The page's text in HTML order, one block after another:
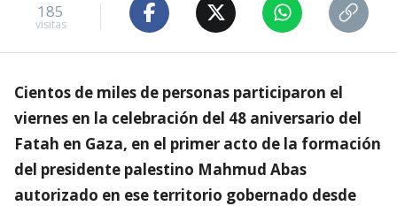
185
visitas
Cientos de miles de personas participaron el
viernes en la celebración del 48 aniversario del
Fatah en Gaza, en el primer acto de la formación
del presidente palestino Mahmud Abas
autorizado en ese territorio gobernado desde